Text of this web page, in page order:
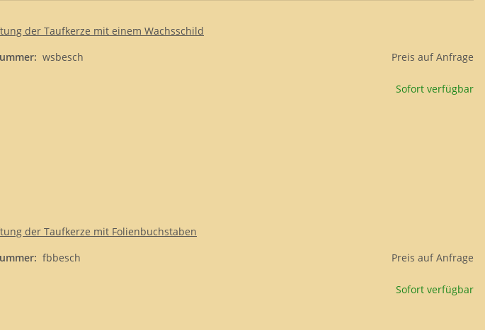
der Taufkerze mit einem Wachsschild
wsbesch Preis auf Anfrage
Sofort verfügbar
der Taufkerze mit Folienbuchstaben
fbbesch Preis auf Anfrage
Sofort verfügbar